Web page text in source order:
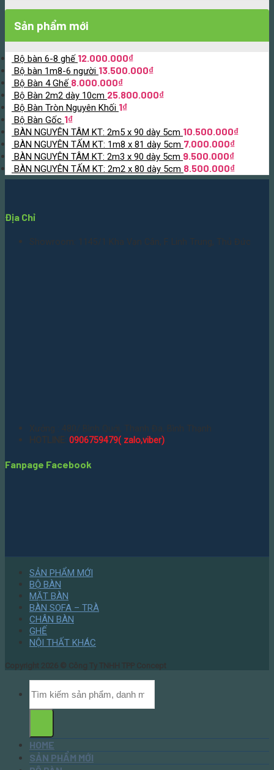
Sản phẩm mới
Bộ bàn 6-8 ghế 12.000.000₫
Bộ bàn 1m8-6 người 13.500.000₫
Bộ Bàn 4 Ghế 8.000.000₫
Bộ Bàn 2m2 dày 10cm 25.800.000₫
Bộ Bàn Tròn Nguyên Khối 1₫
Bộ Bàn Gốc 1₫
BÀN NGUYÊN TÂM KT: 2m5 x 90 dày 5cm 10.500.000₫
BÀN NGUYÊN TẤM KT: 1m8 x 81 dày 5cm 7.000.000₫
BÀN NGUYÊN TÂM KT: 2m3 x 90 dày 5cm 9.500.000₫
BÀN NGUYÊN TẤM KT: 2m2 x 80 dày 5cm 8.500.000₫
Địa Chỉ
Showroom: 1145/1 Kha Vạn Cân, F. Linh Trung, Thủ Đức
Xưởng : 480/ Bình Quới, Thanh Đa, Bình Thạnh
HOTLINE: 0906759479( zalo,viber)
Fanpage Facebook
SẢN PHẨM MỚI
BỘ BÀN
MẶT BÀN
BÀN SOFA – TRÀ
CHÂN BÀN
GHẾ
NỘI THẤT KHÁC
HOME
SẢN PHẨM MỚI